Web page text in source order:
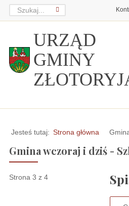
URZĄD
GMINY
Jesteś tutaj: Strona główna
Gmina wczoraj i dziś -
Strona 3 z 4